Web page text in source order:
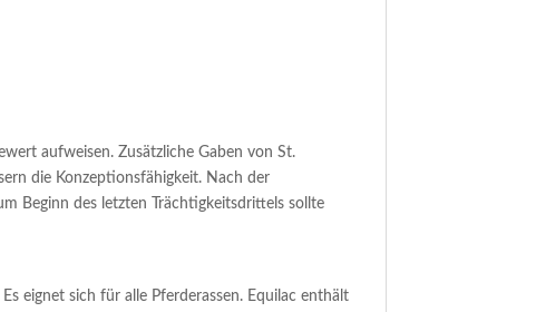
aufweisen. Zusätzliche Gaben von St.
die Konzeptionsfähigkeit. Nach der
Beginn des letzten Trächtigkeitsdrittels sollte
eignet sich für alle Pferderassen. Equilac enthält